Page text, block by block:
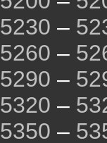
5230 –
5260 –
5290 –
5320 –
5350 –